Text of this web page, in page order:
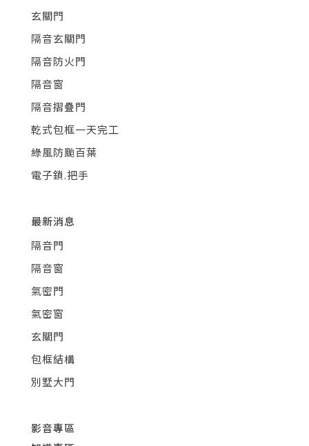
玄關門
隔音玄關門
隔音防火門
隔音窗
隔音摺疊門
乾式包框一天完工
綠風防颱百葉
電子鎖.把手
最新消息
隔音門
隔音窗
氣密門
氣密窗
玄關門
包框結構
別墅大門
影音專區